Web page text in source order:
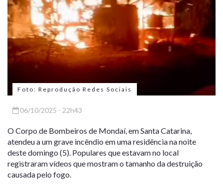
Foto: Reprodução Redes Sociais
06/10/2025 - 22h43
O Corpo de Bombeiros de Mondaí, em Santa Catarina,
atendeu a um grave incêndio em uma residência na noite
deste domingo (5). Populares que estavam no local
registraram vídeos que mostram o tamanho da destruição
causada pelo fogo.